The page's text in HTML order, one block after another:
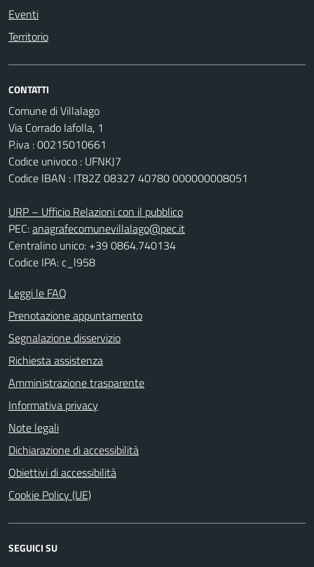
Eventi
Territorio
CONTATTI
Comune di Villalago
Via Corrado Iafolla, 1
P.iva : 00215010661
Codice univoco : UFNKJ7
Codice IBAN : IT82Z 08327 40780 000000008051
URP – Ufficio Relazioni con il pubblico
PEC:anagrafecomunevillalago@pec.it
Centralino unico: +39 0864.740134
Codice IPA: c_l958
Leggi le FAQ
Prenotazione appuntamento
Segnalazione disservizio
Richiesta assistenza
Amministrazione trasparente
Informativa privacy
Note legali
Dichiarazione di accessibilità
Obiettivi di accessibilità
Cookie Policy (UE)
SEGUICI SU